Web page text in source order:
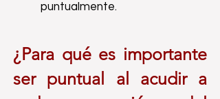
puntualmente.
¿Para qué es importante
ser puntual al acudir a